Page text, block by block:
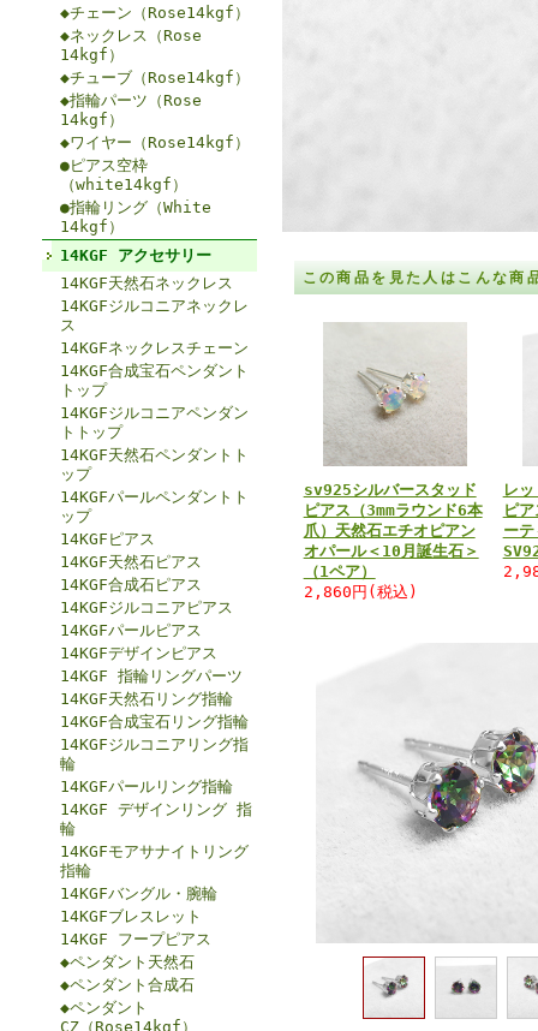
◆チェーン（Rose14kgf）
◆ネックレス（Rose
14kgf）
◆チューブ（Rose14kgf）
◆指輪パーツ（Rose
14kgf）
◆ワイヤー（Rose14kgf）
●ピアス空枠
（white14kgf）
●指輪リング（White
14kgf）
14KGF アクセサリー
14KGF天然石ネックレス
14KGFジルコニアネックレ
ス
14KGFネックレスチェーン
14KGF合成宝石ペンダント
トップ
14KGFジルコニアペンダン
トトップ
14KGF天然石ペンダントト
ップ
14KGFパールペンダントト
ップ
14KGFピアス
14KGF天然石ピアス
14KGF合成石ピアス
14KGFジルコニアピアス
14KGFパールピアス
14KGFデザインピアス
14KGF 指輪リングパーツ
14KGF天然石リング指輪
14KGF合成宝石リング指輪
14KGFジルコニアリング指
輪
14KGFパールリング指輪
14KGF デザインリング 指
輪
14KGFモアサナイトリング
指輪
14KGFバングル・腕輪
14KGFブレスレット
14KGF フープピアス
◆ペンダント天然石
◆ペンダント合成石
◆ペンダント
CZ（Rose14kgf）
この商品を見た人はこんな商
sv925シルバースタッド
ピアス（3mmラウンド6本
爪）天然石エチオピアン
オパール＜10月誕生石＞
（1ペア）
2,860円(税込)
レ
ピ
ー